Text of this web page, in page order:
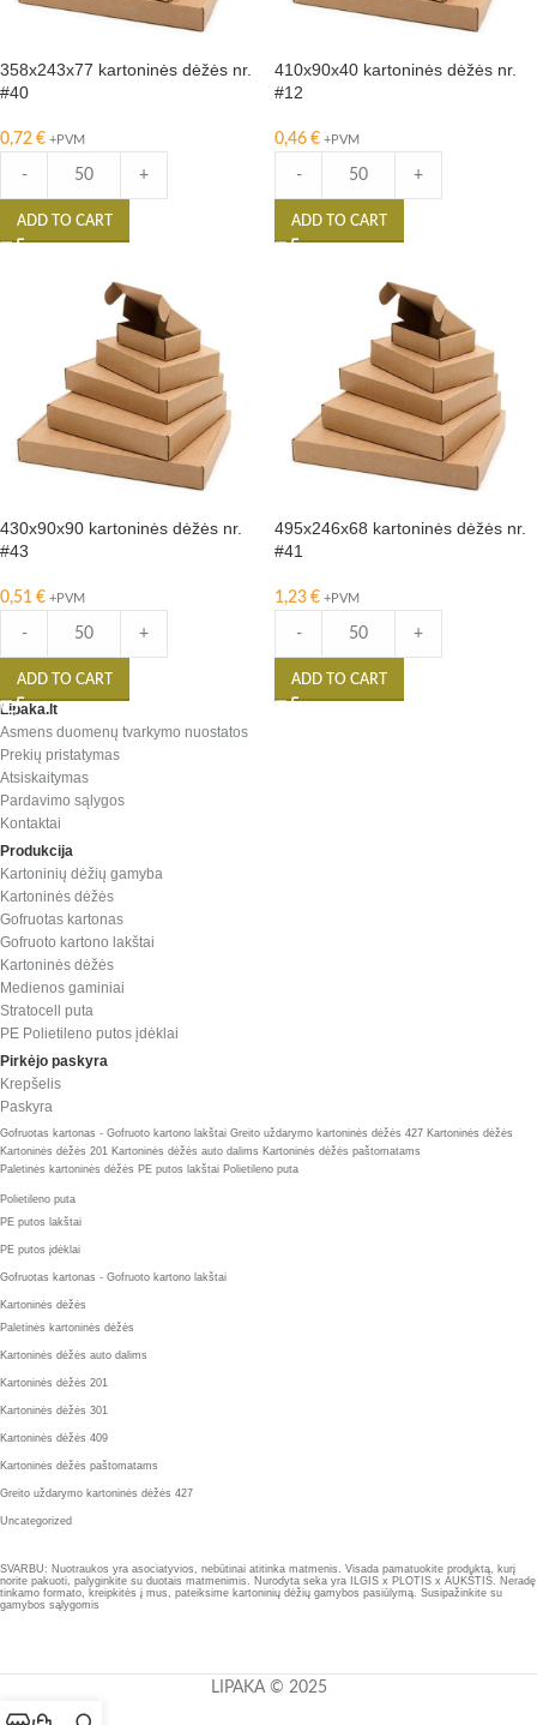
358x243x77 kartoninės dėžės nr.
#40
0,72 € +PVM
- +
ADD TO CART
410x90x40 kartoninės dėžės nr.
#12
0,46 € +PVM
- +
ADD TO CART
430x90x90 kartoninės dėžės nr.
#43
0,51 € +PVM
- +
ADD TO CART
495x246x68 kartoninės dėžės nr.
#41
1,23 € +PVM
- +
ADD TO CART
Lipaka.lt
Asmens duomenų tvarkymo nuostatos
Prekių pristatymas
Atsiskaitymas
Pardavimo sąlygos
Kontaktai
Produkcija
Kartoninių dėžių gamyba
Kartoninės dėžės
Gofruotas kartonas
Gofruoto kartono lakštai
Kartoninės dėžės
Medienos gaminiai
Stratocell puta
PE Polietileno putos įdėklai
Pirkėjo paskyra
Krepšelis
Paskyra
Gofruotas kartonas - Gofruoto kartono lakštai Greito uždarymo kartoninės dėžės 427 Kartoninės dėžės
Kartoninės dėžės 201 Kartoninės dėžės auto dalims Kartoninės dėžės paštomatams
Paletinės kartoninės dėžės PE putos lakštai Polietileno puta
Polietileno puta
PE putos lakštai
PE putos įdėklai
Gofruotas kartonas - Gofruoto kartono lakštai
Kartoninės dėžės
Paletinės kartoninės dėžės
Kartoninės dėžės auto dalims
Kartoninės dėžės 201
Kartoninės dėžės 301
Kartoninės dėžės 409
Kartoninės dėžės paštomatams
Greito uždarymo kartoninės dėžės 427
Uncategorized
SVARBU: Nuotraukos yra asociatyvios, nebūtinai atitinka matmenis. Visada pamatuokite produktą, kurį
norite pakuoti, palyginkite su duotais matmenimis. Nurodyta seka yra ILGIS x PLOTIS x AUKŠTIS. Neradę
tinkamo formato, kreipkitės į mus, pateiksime kartoninių dėžių gamybos pasiūlymą. Susipažinkite su
gamybos sąlygomis
LIPAKA © 2025